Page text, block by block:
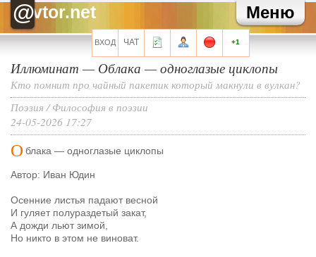
Меню
@vtor.net
Зайка
Как там твоя карьера?
Зайка
Хаммер, привет!
Хелла Черноушева
И трехведерная клизма для профилактики
Художнику тоже иногда нужен окулист...
Все сообщения мини-чата
Регистрация
Забыли свой пароль?
ВХОД ЧАТ +1
Иллюминат — Облака — одноглазые циклопы
Кто помнит про чайный пакетик который макнули в вулкан?
Поэзия /Философия в поэзии
24-05-2026 17:27
О блака — одноглазые циклопы
Автор: Иван Юдин
Осенние листья падают весной
И гуляет полураздетый закат,
А дожди льют зимой,
Но никто в этом не виноват.